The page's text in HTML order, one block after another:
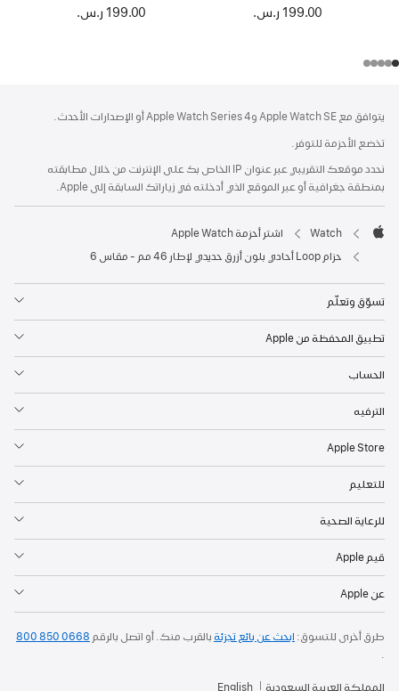
199.00 ر.س.‏
199.00 ر.س.‏
يتوافق مع Apple Watch SE وApple Watch Series 4 أو الإصدارات الأحدث.
تخضع الأحزمة للتوفر.
نحدد موقعك التقريبي عبر عنوان IP الخاص بك على الإنترنت من خلال مطابقته
بمنطقة جغرافية أو عبر الموقع الذي أدخلته في زياراتك السابقة إلى Apple.
Watch
اشتر أحزمة Apple Watch
حزام Loop أحادي بلون أزرق حديدي لإطار 46 مم - مقاس 6
تسوّق وتعلّم
تطبيق المحفظة من Apple
الحساب
الترفيه
Apple Store
للتعليم
للرعاية الصحية
قيم Apple
عن Apple
طرق أخرى للتسوق: ابحث عن بائع تجزئة بالقرب منك. أو اتصل بالرقم 800 850 0668
.
المملكة العربية السعودية English